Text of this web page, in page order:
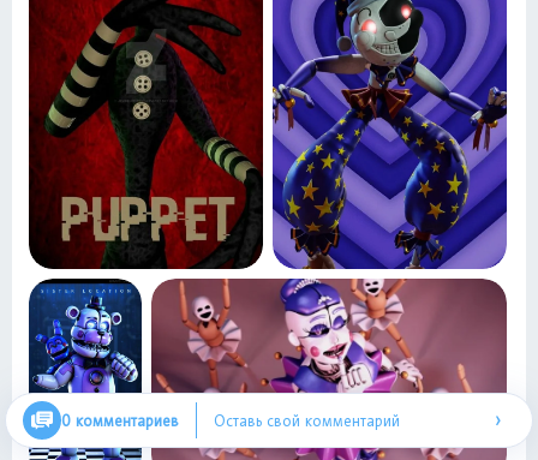
0 комментариев Оставь свой комментарий ›